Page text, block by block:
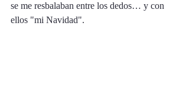
se me resbalaban entre los dedos… y con
ellos "mi Navidad".